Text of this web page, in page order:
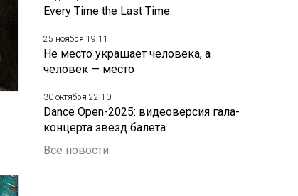
Every Time the Last Time
25 ноября 19:11
Не место украшает человека, а
человек — место
30 октября 22:10
Dance Open-2025: видеоверсия гала-
концерта звезд балета
Все новости